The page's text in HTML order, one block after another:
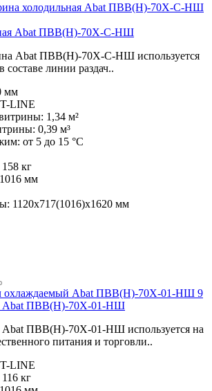
Abat ПВВ(Н)-70Х-С-НШ
Abat ПВВ(Н)-70Х-С-НШ используется
составе линии раздач..
мм
LINE
1,34 м²
0,39 м³
от 5 до 15 °С
158 кг
мм
1120х717(1016)х1620 мм
Abat ПВВ(Н)-70Х-01-НШ
Abat ПВВ(Н)-70Х-01-НШ используется на
питания и торговли..
LINE
116 кг